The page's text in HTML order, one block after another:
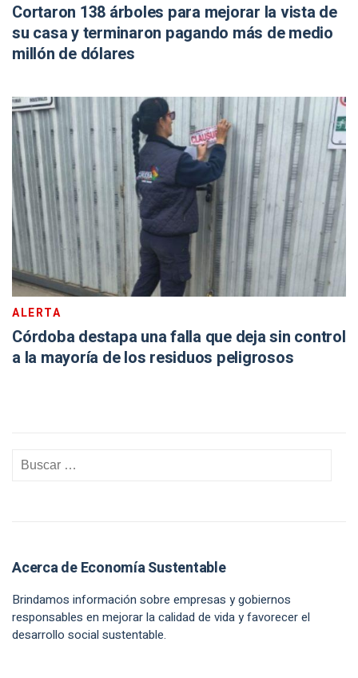
Cortaron 138 árboles para mejorar la vista de
su casa y terminaron pagando más de medio
millón de dólares
ALERTA
Córdoba destapa una falla que deja sin control
a la mayoría de los residuos peligrosos
Acerca de Economía Sustentable
Brindamos información sobre empresas y gobiernos
responsables en mejorar la calidad de vida y favorecer el
desarrollo social sustentable.